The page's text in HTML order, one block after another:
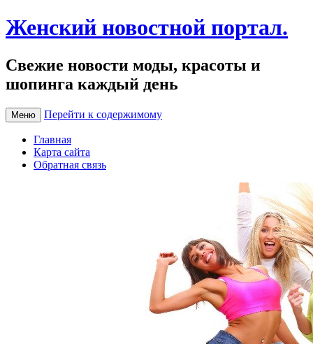
Женский новостной портал.
Свежие новости моды, красоты и
шопинга каждый день
Меню Перейти к содержимому
Главная
Карта сайта
Обратная связь